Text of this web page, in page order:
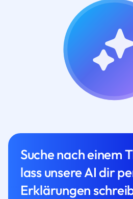
Suche nach einem
lass unsere AI dir
Erklärungen